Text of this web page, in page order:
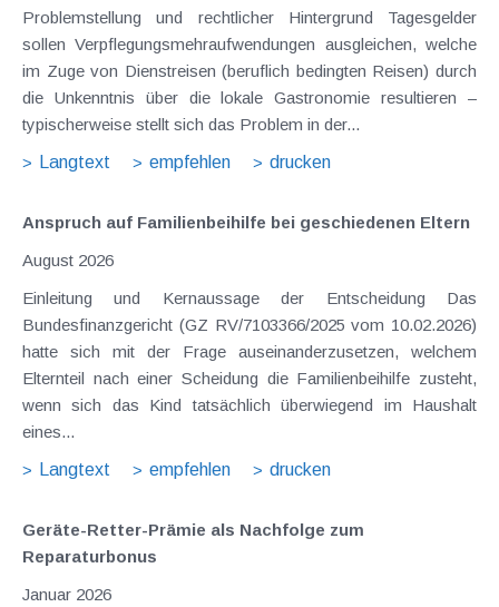
Problemstellung und rechtlicher Hintergrund Tagesgelder
sollen Verpflegungsmehraufwendungen ausgleichen, welche
im Zuge von Dienstreisen (beruflich bedingten Reisen) durch
die Unkenntnis über die lokale Gastronomie resultieren –
typischerweise stellt sich das Problem in der...
Langtext
empfehlen drucken
Anspruch auf Familienbeihilfe bei geschiedenen Eltern
August 2026
Einleitung und Kernaussage der Entscheidung Das
Bundesfinanzgericht (GZ RV/7103366/2025 vom 10.02.2026)
hatte sich mit der Frage auseinanderzusetzen, welchem
Elternteil nach einer Scheidung die Familienbeihilfe zusteht,
wenn sich das Kind tatsächlich überwiegend im Haushalt
eines...
Langtext
empfehlen drucken
Geräte-Retter-Prämie als Nachfolge zum
Reparaturbonus
Januar 2026